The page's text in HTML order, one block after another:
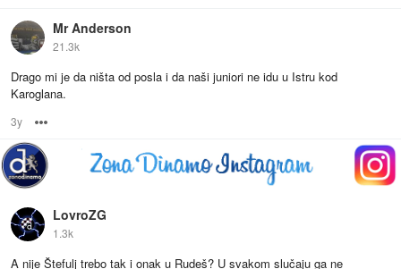
Mr Anderson
21.3k
Drago mi je da ništa od posla i da naši juniori ne idu u Istru kod
Karoglana.
3y
LovroZG
1.3k
A nije Štefulj trebo tak i onak u Rudeš? U svakom slučaju ga ne